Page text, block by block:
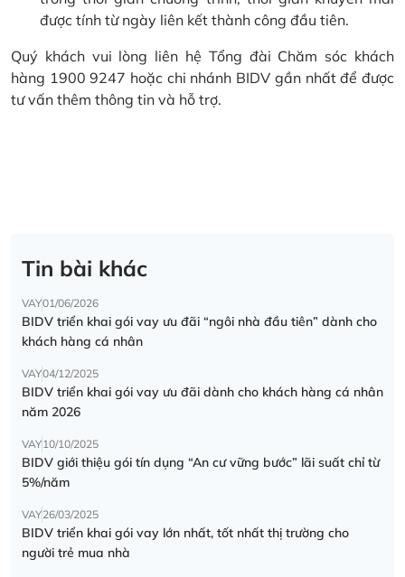
được tính từ ngày liên kết thành công đầu tiên.
Quý khách vui lòng liên hệ Tổng đài Chăm sóc khách
hàng 1900 9247 hoặc chi nhánh BIDV gần nhất để được
tư vấn thêm thông tin và hỗ trợ.
Tin bài khác
VAY01/06/2026
BIDV triển khai gói vay ưu đãi “ngôi nhà đầu tiên” dành cho
khách hàng cá nhân
VAY04/12/2025
BIDV triển khai gói vay ưu đãi dành cho khách hàng cá nhân
năm 2026
VAY10/10/2025
BIDV giới thiệu gói tín dụng “An cư vững bước” lãi suất chỉ từ
5%/năm
VAY26/03/2025
BIDV triển khai gói vay lớn nhất, tốt nhất thị trường cho
người trẻ mua nhà